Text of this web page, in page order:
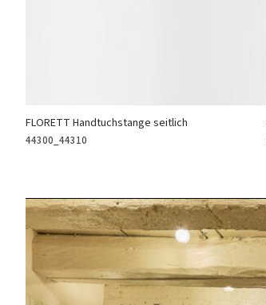
FLORETT Handtuchstange seitlich
44300_44310